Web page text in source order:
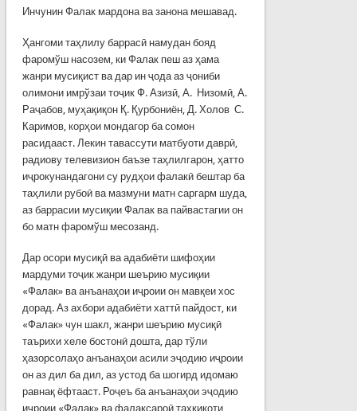
Инчунин Фалак мардона ва занона мешавад.
Ҳангоми таҳлилу баррасӣ намудан бояд
фаромўш насозем, ки Фалак пеш аз ҳама
жанри мусиқист ва дар ин ҷода аз ҷониби
олимони имрўзаи тоҷик Ф. Азизӣ, А. Низомӣ, А.
Раҷабов, муҳақиқон Қ. Қурбониён, Д. Холов С.
Каримов, корҳои мондагор ба сомон
расидааст. Лекин тавассути матбуоти даврӣ,
радиову телевизион баъзе таҳлилгарон, ҳатто
иҷрокунандагони су рудҳои фалакӣ бештар ба
таҳлили рубоӣ ва мазмуни матн саргарм шуда,
аз баррасии мусиқии Фалак ва пайвастагии он
бо матн фаромўш месозанд.
Дар осори мусиқӣ ва адабиёти шифоҳии
мардуми тоҷик жанри шеърию мусиқии
«Фалак» ва анъанаҳои иҷроии он мавқеи хос
дорад. Аз ахбори адабиёти хаттӣ пайдост, ки
«Фалак» чун шакл, жанри шеърию мусиқӣ
таърихи хеле бостонӣ дошта, дар тўли
ҳазорсолаҳо анъанаҳои асили эҷодию иҷроии
он аз дил ба дил, аз устод ба шогирд идомаю
равнақ ёфтааст. Роҷеъ ба анъанаҳои эҷодию
иҷроии «Фалак» ва фалаксароӣ таҳқиқоти